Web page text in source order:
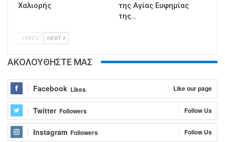
Χαλιορής
της Αγίας Ευφημίας
της…
PREV NEXT
ΑΚΟΛΟΥΘΗΣΤΕ ΜΑΣ
Facebook Likes Like our page
Twitter Followers Follow Us
Instagram Followers Follow Us